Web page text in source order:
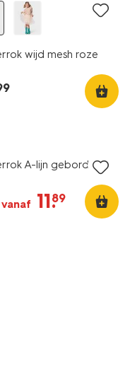
wijd mesh roze
A-lijn geborduurd
vanaf 11.
89